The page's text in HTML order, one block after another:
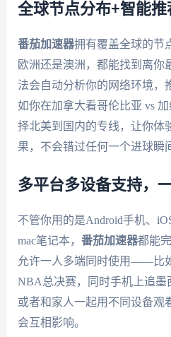
全球节点分布+智能推
番茄加速器拥有覆盖全球的节
欧洲还是澳洲，都能找到离你
法会自动分析你的网络环境，
如你在加拿大看哥伦比亚 vs
择北美到国内的专线，让你体
果，不会错过任何一个进球瞬
多平台多设备支持，
不管你用的是Android手机、
mac笔记本， 番茄加速器都能
允许一人多端同时使用——比
NBA总决赛，同时手机上追墨
或者和家人一起用不同设备观
会互相影响。